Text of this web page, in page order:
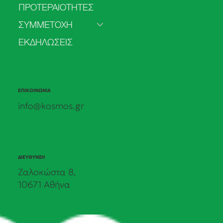
ΠΡΟΤΕΡΑΙΟΤΗΤΕΣ
ΣΥΜΜΕΤΟΧΗ
ΕΚΔΗΛΩΣΕΙΣ
ΕΠΙΚΟΙΝΩΝΙΑ
info@kosmos.gr
ΔΙΕΥΘΥΝΣΗ
Ζαλοκώστα 8,
10671 Αθήνα